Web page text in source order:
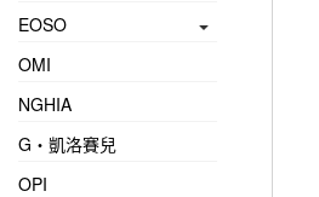
EOSO
OMI
NGHIA
G‧凱洛賽兒
OPI